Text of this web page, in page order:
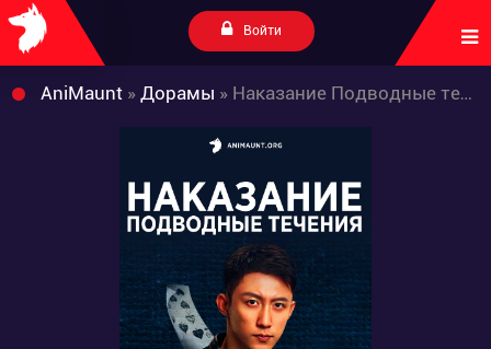
Войти
AniMaunt » Дорамы » Наказание Подводные течения